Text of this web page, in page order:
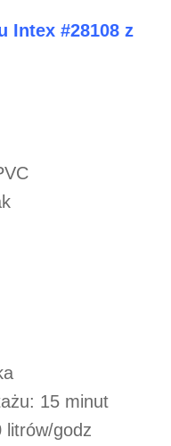
Intex #28108 z
15 minut
litrów/godz